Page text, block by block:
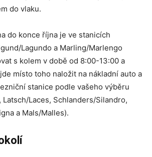
do vlaku.
do konce října je ve stanicích
Lagundo a Marling/Marlengo
s kolem v době od 8:00-13:00 a
místo toho naložit na nákladní auto a
stanice podle vašeho výběru
Laces, Schlanders/Silandro,
a Mals/Malles).